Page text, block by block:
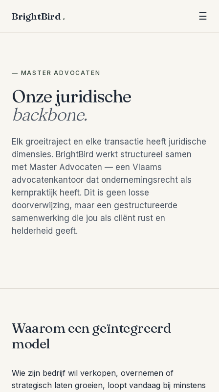
BrightBird . ☰
— MASTER ADVOCATEN
Onze juridische
backbone.
Elk groeitraject en elke transactie heeft juridische
dimensies. BrightBird werkt structureel samen
met Master Advocaten — een Vlaams
advocatenkantoor dat ondernemingsrecht als
kernpraktijk heeft. Dit is geen losse
doorverwijzing, maar een gestructureerde
samenwerking die jou als cliënt rust en
helderheid geeft.
Waarom een geïntegreerd
model
Wie zijn bedrijf wil verkopen, overnemen of
strategisch laten groeien, loopt vandaag bij minstens